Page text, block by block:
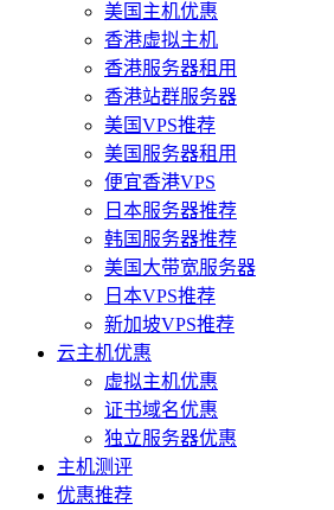
美国主机优惠
香港虚拟主机
香港服务器租用
香港站群服务器
美国VPS推荐
美国服务器租用
便宜香港VPS
日本服务器推荐
韩国服务器推荐
美国大带宽服务器
日本VPS推荐
新加坡VPS推荐
云主机优惠
虚拟主机优惠
证书域名优惠
独立服务器优惠
主机测评
优惠推荐